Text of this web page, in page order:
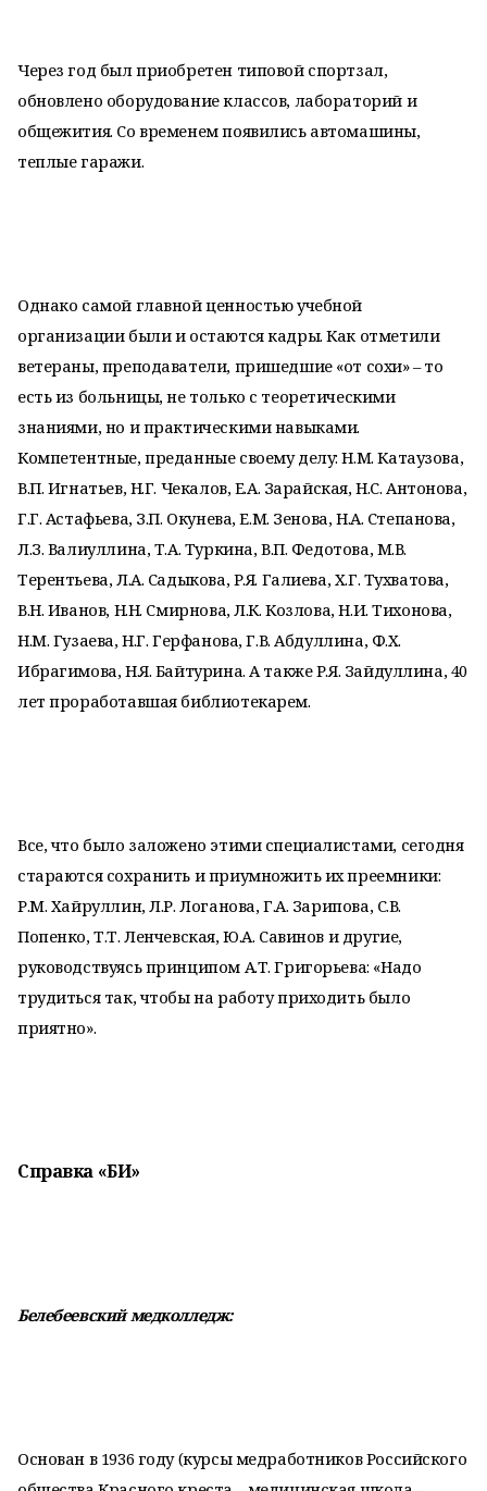
Через год был приобретен типовой спортзал,
обновлено оборудование классов, лабораторий и
общежития. Со временем появились автомашины,
теплые гаражи.
Однако самой главной ценностью учебной
организации были и остаются кадры. Как отметили
ветераны, преподаватели, пришедшие «от сохи» – то
есть из больницы, не только с теоретическими
знаниями, но и практическими навыками.
Компетентные, преданные своему делу: Н.М. Катаузова,
В.П. Игнатьев, Н.Г. Чекалов, Е.А. Зарайская, Н.С. Антонова,
Г.Г. Астафьева, З.П. Окунева, Е.М. Зенова, Н.А. Степанова,
Л.З. Валиуллина, Т.А. Туркина, В.П. Федотова, М.В.
Терентьева, Л.А. Садыкова, Р.Я. Галиева, Х.Г. Тухватова,
В.Н. Иванов, Н.Н. Смирнова, Л.К. Козлова, Н.И. Тихонова,
Н.М. Гузаева, Н.Г. Герфанова, Г.В. Абдуллина, Ф.Х.
Ибрагимова, Н.Я. Байтурина. А также Р.Я. Зайдуллина, 40
лет проработавшая библиотекарем.
Все, что было заложено этими специалистами, сегодня
стараются сохранить и приумножить их преемники:
Р.М. Хайруллин, Л.Р. Логанова, Г.А. Зарипова, С.В.
Попенко, Т.Т. Ленчевская, Ю.А. Савинов и другие,
руководствуясь принципом А.Т. Григорьева: «Надо
трудиться так, чтобы на работу приходить было
приятно».
Справка «БИ»
Белебеевский медколледж:
Основан в 1936 году (курсы медработников Российского